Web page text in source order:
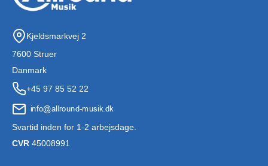
Kjeldsmarkvej 2
7600 Struer
Danmark
+45 97 85 52 22
Svartid inden for 1-2 arbejsdage.
CVR 45008991